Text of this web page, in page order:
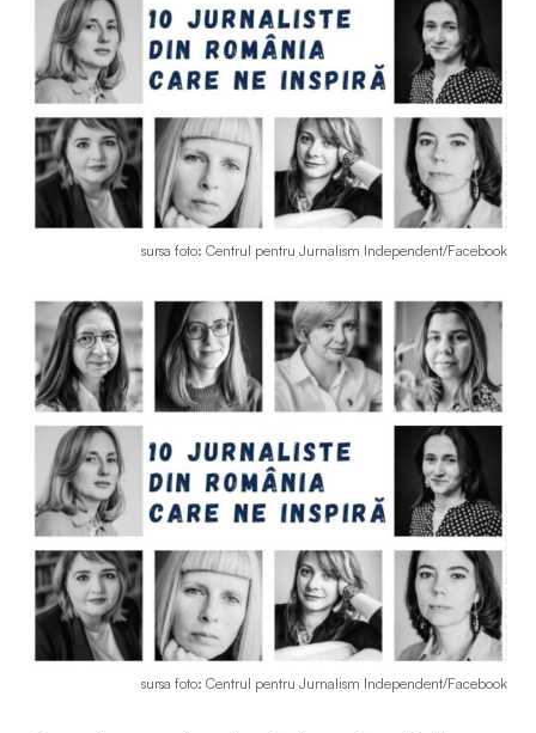
sursa foto: Centrul pentru Jurnalism Independent/Facebook
sursa foto: Centrul pentru Jurnalism Independent/Facebook